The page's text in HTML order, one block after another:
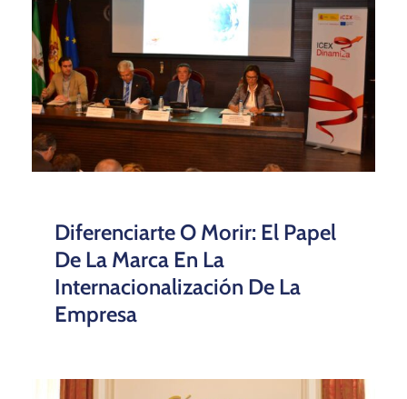
Diferenciarte O Morir: El Papel
De La Marca En La
Internacionalización De La
Empresa